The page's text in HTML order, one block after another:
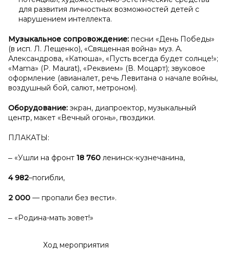
для развития личностных возможностей детей с
нарушением интеллекта.
Музыкальное сопровождение: песни «День Победы»
(в исп. Л. Лещенко), «Священная война» муз. А.
Александрова, «Катюша», «Пусть всегда будет солнце!»;
«Mama» (P. Maurat), «Реквием» (В. Моцарт); звуковое
оформление (авианалет, речь Левитана о начале войны,
воздушный бой, салют, метроном).
Оборудование: экран, диапроектор, музыкальный
центр, макет «Вечный огонь», гвоздики.
ПЛАКАТЫ:
‒ «Ушли на фронт 18 760 ленинск-кузнечанина,
4 982–погибли,
2 000 — пропали без вести».
‒ «Родина-мать зовет!»
Ход мероприятия